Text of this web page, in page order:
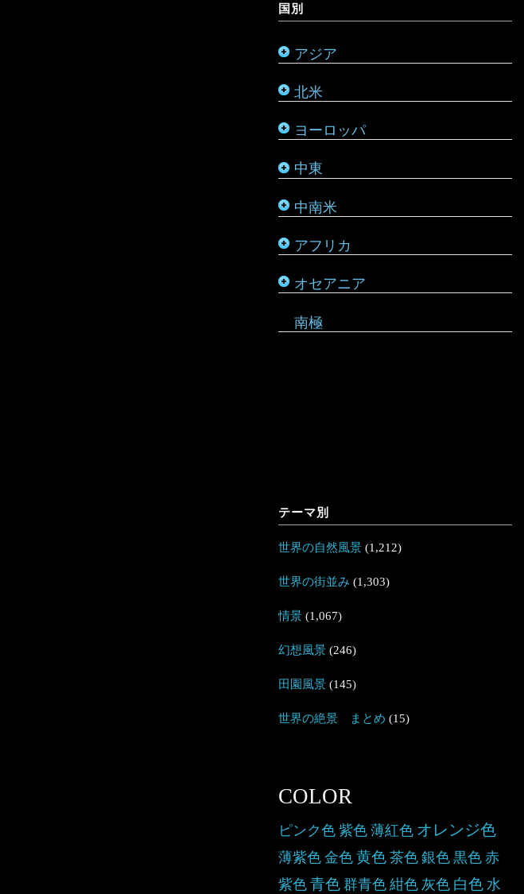
国別
アジア
モルディブ
北米
カナダ
メキシコ
ヨーロッパ
ルーマニア
ルクセンブルク
ロシア
タタールスタン共和国
中東
シリア
バーレーン
パレスチナ
ヨルダン
レバノン
中南米
ブラジル
ベネズエラ
ベリーズ
ペルー
ボリビア
ホンジュラス
アフリカ
マダガスカル
マラウイ
南アフリカ
モザンビーク
モロッコ
モーリシャス
ルワンダ
オセアニア
サモア
ソロモン諸島
トンガ
ニュージーランド
バヌアツ
パラオ
仏領ポリネシア
タヒチ
マーシャル諸島
南極
テーマ別
世界の自然風景 (1,212)
世界の街並み (1,303)
情景 (1,067)
幻想風景 (246)
田園風景 (145)
世界の絶景 まとめ (15)
COLOR
ピンク色 紫色 薄紅色 オレンジ色
薄紫色 金色 黄色 茶色 銀色 黒色 赤
紫色 青色 群青色 紺色 灰色 白色 水